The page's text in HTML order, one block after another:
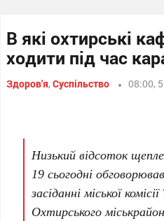
В які охтирські
ходити під час
Здоров'я,Суспільство 08:00,
Низький відсоток
19 сьогодні
засіданні міської
Охтирського